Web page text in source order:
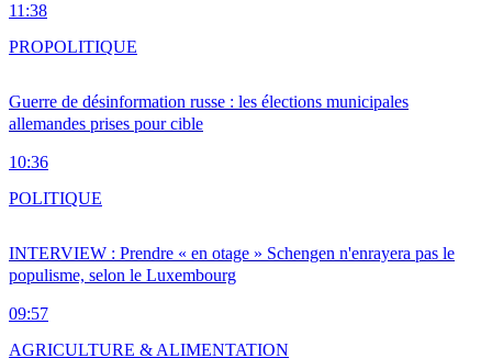
11:38
Guerre de désinformation russe : les élections municipales
allemandes prises pour cible
10:36
PROPOLITIQUE
INTERVIEW : Prendre « en otage » Schengen n'enrayera pas le
populisme, selon le Luxembourg
09:57
POLITIQUE
AGRICULTURE & ALIMENTATION